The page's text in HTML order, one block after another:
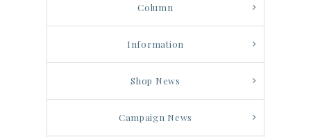
Column
Information
Shop News
Campaign News